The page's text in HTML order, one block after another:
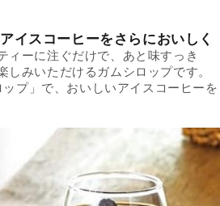
イスコーヒーをさらにおいしく
ィーに注ぐだけで、あと味すっき
しみいただけるガムシロップです。
ップ」で、おいしいアイスコーヒーを